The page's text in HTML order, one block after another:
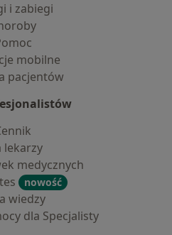
i zabiegi
mobilne
pacjentów
lekarzy
medycznych
nowość
wiedzy
dla Specjalisty